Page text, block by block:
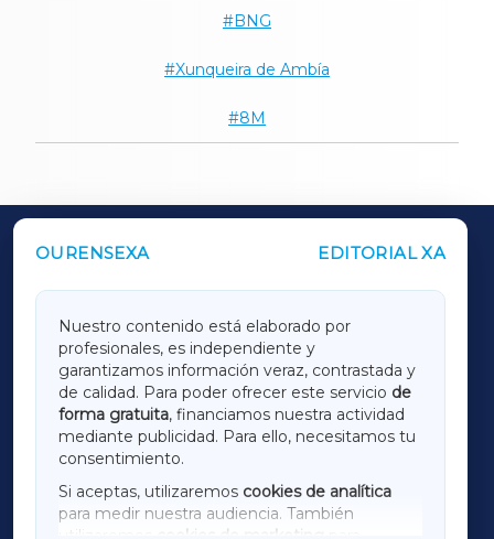
BNG
Xunqueira de Ambía
8M
OURENSEXA EDITORIAL XA
Nuestro contenido está elaborado por
profesionales, es independiente y
garantizamos información veraz, contrastada y
de calidad. Para poder ofrecer este servicio de
forma gratuita, financiamos nuestra actividad
mediante publicidad. Para ello, necesitamos tu
consentimiento.
Si aceptas, utilizaremos cookies de analítica
para medir nuestra audiencia. También
OUTROS PERIÓDICOS
LUGOXA
TERRACHAXA
AMARIÑAXA